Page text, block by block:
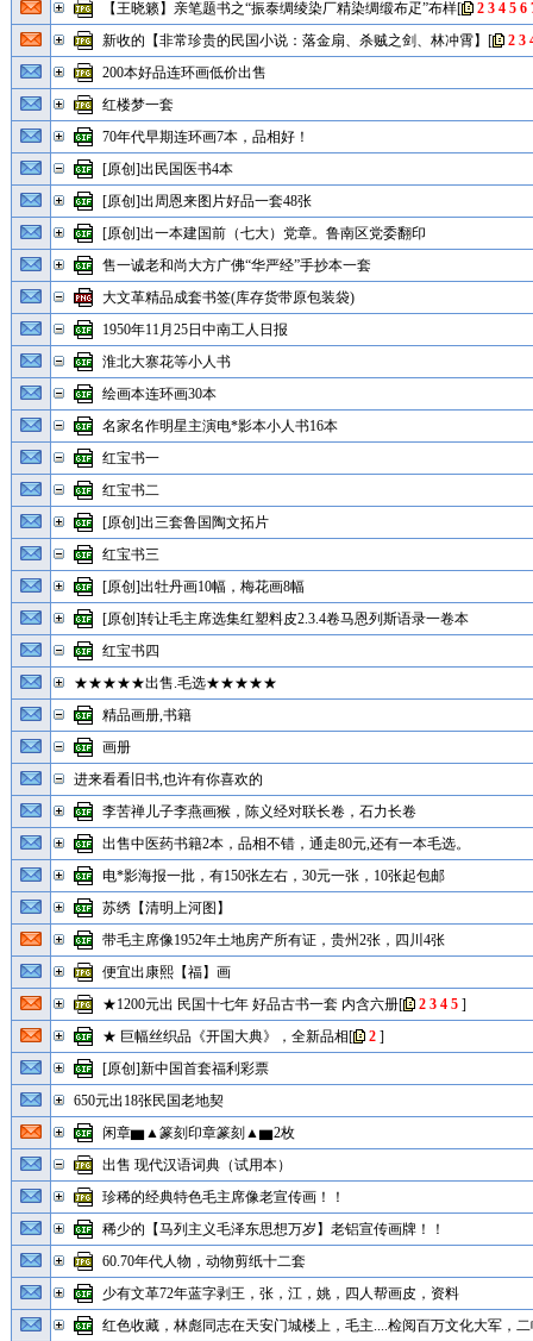
【王晓籁】亲笔题书之“振泰绸绫染厂精染绸缎布疋”布样[ 2 3 4 5 6
新收的【非常珍贵的民国小说：落金扇、杀贼之剑、林冲霄】 [ 2 3
200本好品连环画低价出售
红楼梦一套
70年代早期连环画7本，品相好！
[原创]出民国医书4本
[原创]出周恩来图片好品一套48张
[原创]出一本建国前（七大）党章。鲁南区党委翻印
售一诚老和尚大方广佛“华严经”手抄本一套
大文革精品成套书签(库存货带原包装袋)
1950年11月25日中南工人日报
淮北大寨花等小人书
绘画本连环画30本
名家名作明星主演电*影本小人书16本
红宝书一
红宝书二
[原创]出三套鲁国陶文拓片
红宝书三
[原创]出牡丹画10幅，梅花画8幅
[原创]转让毛主席选集红塑料皮2.3.4卷马恩列斯语录一卷本
红宝书四
★★★★★出售.毛选★★★★★
精品画册,书籍
画册
进来看看旧书,也许有你喜欢的
李苦禅儿子李燕画猴，陈义经对联长卷，石力长卷
出售中医药书籍2本，品相不错，通走80元,还有一本毛选。
电*影海报一批，有150张左右，30元一张，10张起包邮
苏绣【清明上河图】
带毛主席像1952年土地房产所有证，贵州2张，四川4张
便宜出康熙【福】画
★1200元出 民国十七年 好品古书一套 内含六册[ 2 3 4 5]
★ 巨幅丝织品《开国大典》，全新品相[ 2]
[原创]新中国首套福利彩票
650元出18张民国老地契
闲章▆▲篆刻印章篆刻▲▆2枚
出售 现代汉语词典（试用本）
珍稀的经典特色毛主席像老宣传画！！
稀少的【马列主义毛泽东思想万岁】老铝宣传画牌！！
60.70年代人物，动物剪纸十二套
少有文革72年蓝字剥王，张，江，姚，四人帮画皮，资料
红色收藏，林彪同志在天安门城楼上，毛主....检阅百万文化大军，